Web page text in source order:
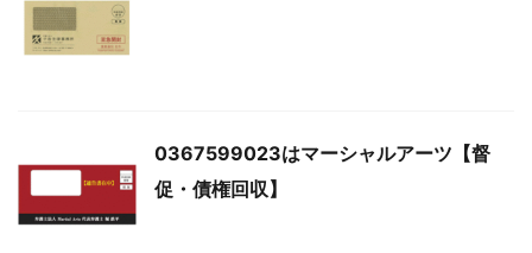
0367599023はマーシャルアーツ【督
促・債権回収】